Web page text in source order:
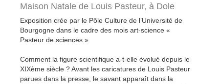
Maison Natale de Louis Pasteur, à Dole
Exposition crée par le Pôle Culture de l’Université de
Bourgogne dans le cadre des mois art-science «
Pasteur de sciences »
Comment la figure scientifique a-t-elle évolué depuis le
XIXème siècle ? Avant les caricatures de Louis Pasteur
parues dans la presse, le savant apparaît dans la